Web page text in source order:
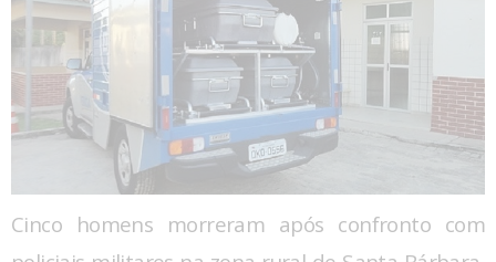
Cinco homens morreram após confronto com